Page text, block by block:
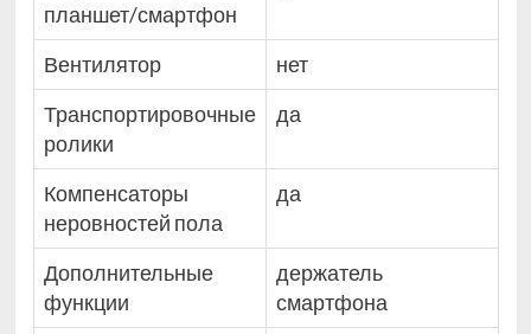
планшет/смартфон
Вентилятор
нет
Транспортировочные
ролики
да
Компенсаторы
неровностей пола
да
Дополнительные
функции
держатель
смартфона